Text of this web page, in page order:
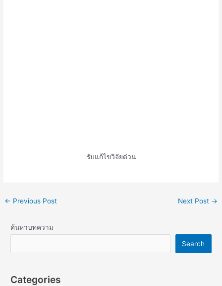
รับแก้ไขวิจัยด่วน
← Previous Post Next Post →
ค้นหาบทความ
Search
Categories